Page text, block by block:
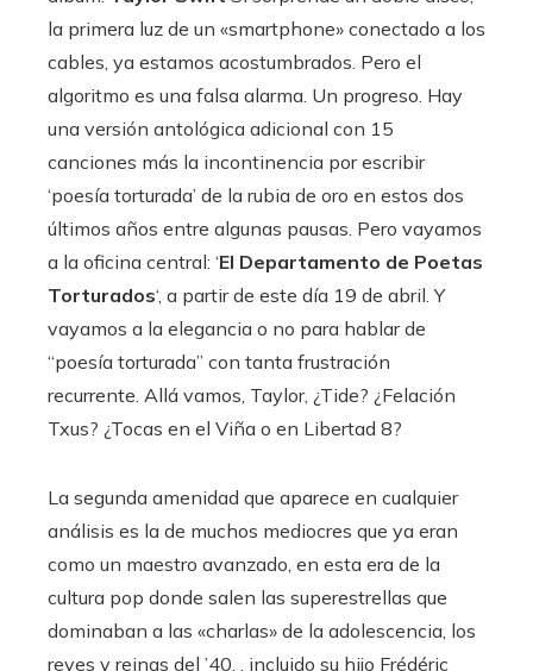
la primera luz de un «smartphone» conectado a los
cables, ya estamos acostumbrados. Pero el
algoritmo es una falsa alarma. Un progreso. Hay
una versión antológica adicional con 15
canciones más la incontinencia por escribir
‘poesía torturada’ de la rubia de oro en estos dos
últimos años entre algunas pausas. Pero vayamos
a la oficina central: ‘El Departamento de Poetas
Torturados‘, a partir de este día 19 de abril. Y
vayamos a la elegancia o no para hablar de
“poesía torturada” con tanta frustración
recurrente. Allá vamos, Taylor, ¿Tide? ¿Felación
Txus? ¿Tocas en el Viña o en Libertad 8?
La segunda amenidad que aparece en cualquier
análisis es la de muchos mediocres que ya eran
como un maestro avanzado, en esta era de la
cultura pop donde salen las superestrellas que
dominaban a las «charlas» de la adolescencia, los
reyes y reinas del ’40. , incluido su hijo Frédéric